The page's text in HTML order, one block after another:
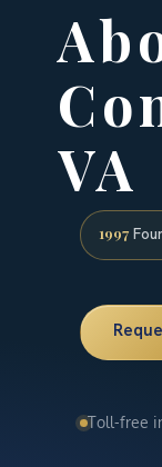
VA
1997
Toll-free